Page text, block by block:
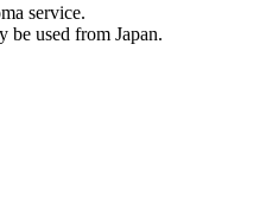
service.
be used from Japan.